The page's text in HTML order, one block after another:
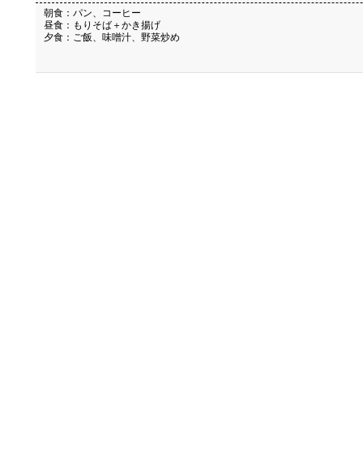
朝食：パン、コーヒー
昼食：もりそば＋かき揚げ
夕食：ご飯、味噌汁、野菜炒め